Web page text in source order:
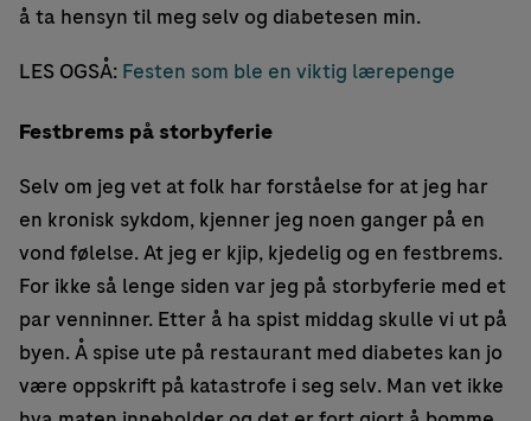
å ta hensyn til meg selv og diabetesen min.
LES OGSÅ: Festen som ble en viktig lærepenge
Festbrems på storbyferie
Selv om jeg vet at folk har forståelse for at jeg har
en kronisk sykdom, kjenner jeg noen ganger på en
vond følelse. At jeg er kjip, kjedelig og en festbrems.
For ikke så lenge siden var jeg på storbyferie med et
par venninner. Etter å ha spist middag skulle vi ut på
byen. Å spise ute på restaurant med diabetes kan jo
være oppskrift på katastrofe i seg selv. Man vet ikke